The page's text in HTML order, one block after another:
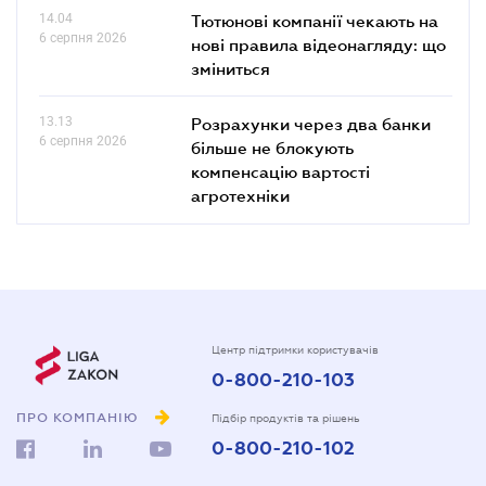
14.04
6 серпня 2026
Тютюнові компанії чекають на
нові правила відеонагляду: що
зміниться
13.13
6 серпня 2026
Розрахунки через два банки
більше не блокують
компенсацію вартості
агротехніки
ПРО КОМПАНІЮ
Центр підтримки користувачів
0-800-210-103
Підбір продуктів та рішень
0-800-210-102